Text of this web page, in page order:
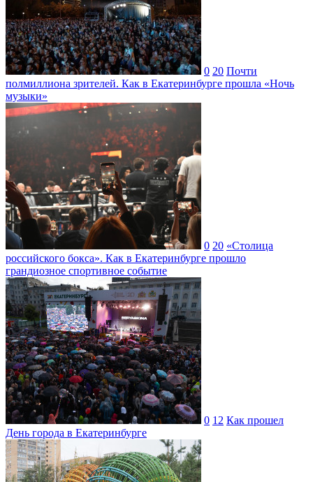
0 20 Почти
полмиллиона зрителей. Как в Екатеринбурге прошла «Ночь
музыки»
0 20 «Столица
российского бокса». Как в Екатеринбурге прошло
грандиозное спортивное событие
0 12 Как прошел
День города в Екатеринбурге